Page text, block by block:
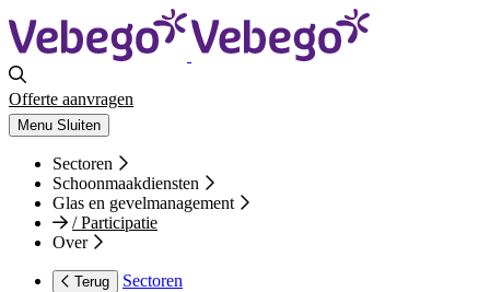
Offerte aanvragen
Menu Sluiten
Sectoren
Schoonmaakdiensten
Glas en gevelmanagement
/Participatie
Over
Terug
Sectoren